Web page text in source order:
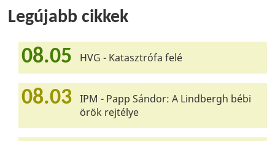
Legújabb cikkek
08.05 HVG - Katasztrófa felé
08.03
IPM - Papp Sándor: A Lindbergh bébi
örök rejtélye